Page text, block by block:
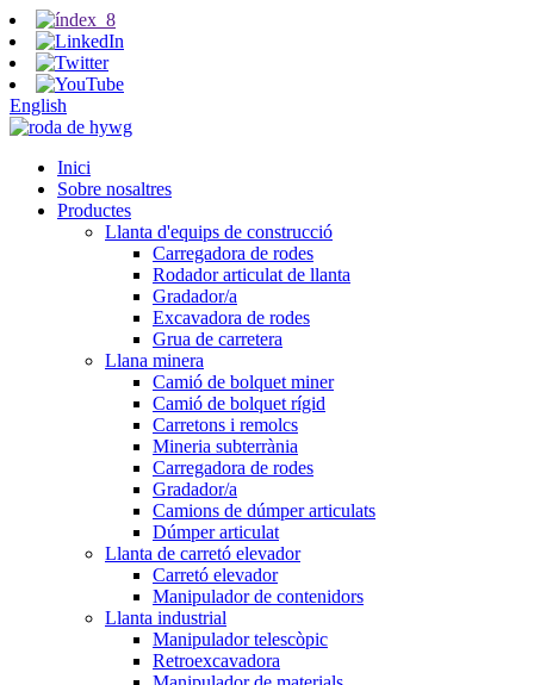
English
Inici
Sobre nosaltres
Productes
Llanta d'equips de construcció
Carregadora de rodes
Rodador articulat de llanta
Gradador/a
Excavadora de rodes
Grua de carretera
Llana minera
Camió de bolquet miner
Camió de bolquet rígid
Carretons i remolcs
Mineria subterrània
Carregadora de rodes
Gradador/a
Camions de dúmper articulats
Dúmper articulat
Llanta de carretó elevador
Carretó elevador
Manipulador de contenidors
Llanta industrial
Manipulador telescòpic
Retroexcavadora